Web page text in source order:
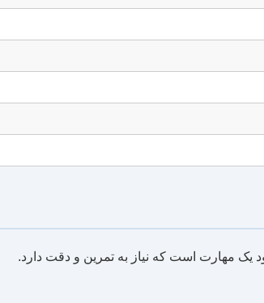
مهارت است که نیاز به تمرین و دقت دارد.